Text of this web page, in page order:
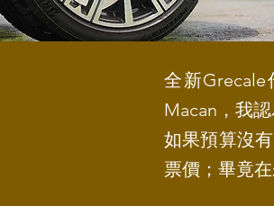
全新
Macan，我
如果預算沒
票價；畢竟